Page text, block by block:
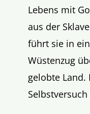
Lebens mit
aus der
führt sie in
Wüstenzug
gelobte Land.